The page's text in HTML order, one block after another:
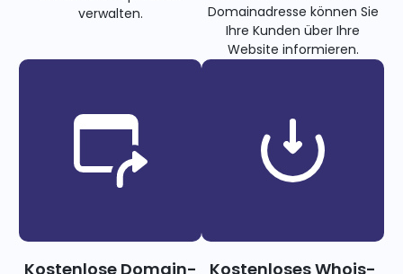
verwalten.
Domainadresse können Sie
Ihre Kunden über Ihre
Website informieren.
Kostenlose Domain- Kostenloses Whois-